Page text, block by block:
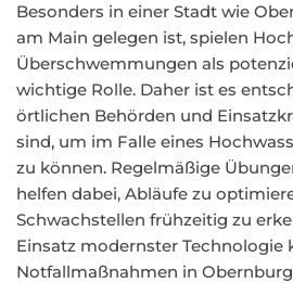
Besonders in einer Stadt wie
am Main gelegen ist, spielen
Überschwemmungen als
wichtige Rolle. Daher ist es
örtlichen Behörden und
sind, um im Falle eines
zu können. Regelmäßige
helfen dabei, Abläufe zu
Schwachstellen frühzeitig zu
Einsatz modernster Technologie
Notfallmaßnahmen in